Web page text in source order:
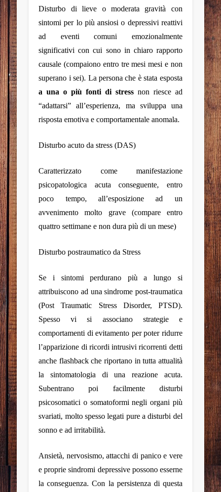
Disturbo di lieve o moderata gravità con
sintomi per lo più ansiosi o depressivi reattivi
ad eventi comuni emozionalmente
significativi con cui sono in chiaro rapporto
causale (compaiono entro tre mesi mesi e non
superano i sei). La persona che è stata esposta
a una o più fonti di stress non riesce ad
“adattarsi” all’esperienza, ma sviluppa una
risposta emotiva e comportamentale anomala.
Disturbo acuto da stress (DAS)
Caratterizzato come manifestazione
psicopatologica acuta conseguente, entro
poco tempo, all’esposizione ad un
avvenimento molto grave (compare entro
quattro settimane e non dura più di un mese)
Disturbo postraumatico da Stress
Se i sintomi perdurano più a lungo si
attribuiscono ad una sindrome post-traumatica
(Post Traumatic Stress Disorder, PTSD).
Spesso vi si associano strategie e
comportamenti di evitamento per poter ridurre
l’apparizione di ricordi intrusivi ricorrenti detti
anche flashback che riportano in tutta attualità
la sintomatologia di una reazione acuta.
Subentrano poi facilmente disturbi
psicosomatici o somatoformi negli organi più
svariati, molto spesso legati pure a disturbi del
sonno e ad irritabilità.
Ansietà, nervosismo, attacchi di panico e vere
e proprie sindromi depressive possono esserne
la conseguenza. Con la persistenza di questa